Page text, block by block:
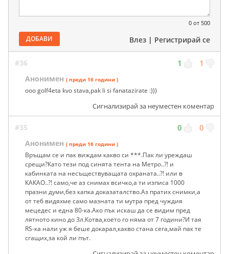
0 от 500
ДОБАВИ Влез | Регистрирай се
#36 1 1
Анонимен ( преди 16 години )
ooo golf4eta kvo stava,pak li si fanatazirate :)))
Сигнализирай за неуместен коментар
#35 0 0
Анонимен ( преди 16 години )
Връщам се и пак виждам какво си ***.Пак ли уреждаш
срещи?Като тези под синята тента на Метро..?! и
кабинката на несъществуващата охраната..?! или в
КАКАО..?! само,че аз снимах всичко,а ти изписа 1000
празни думи,без капка доказаталство.Аз пратих снимки,а
от теб видяхме само мазната ти мутра пред чуждия
мецедес и една 80-ка.Ако пък искаш да се видим пред
лятното кино до Зл.Котва,което го няма от 7 години?И тая
RS-ка нали уж я беше докарал,какво стана сега,май пак те
сгащих,за кой ли път.